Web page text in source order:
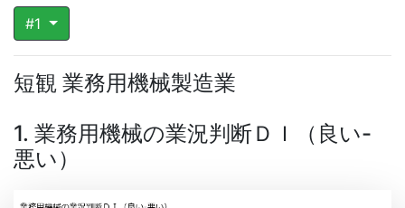
#1
短観 業務用機械製造業
1. 業務用機械の業況判断ＤＩ（良い-
悪い）